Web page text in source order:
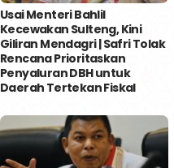
Usai Menteri Bahlil
Kecewakan Sulteng, Kini
Giliran Mendagri | Safri Tolak
Rencana Prioritaskan
Penyaluran DBH untuk
Daerah Tertekan Fiskal